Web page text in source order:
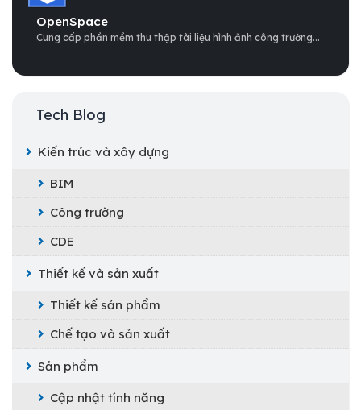
OpenSpace
Cung cấp phần mềm thu thập tài liệu hình ảnh công trường...
Tech Blog
Kiến trúc và xây dựng
BIM
Công trường
CDE
Thiết kế và sản xuất
Thiết kế sản phẩm
Chế tạo và sản xuất
Sản phẩm
Cập nhật tính năng